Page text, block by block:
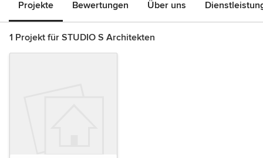
Projekte Bewertungen Über uns
1 Projekt für STUDIO S Architekten